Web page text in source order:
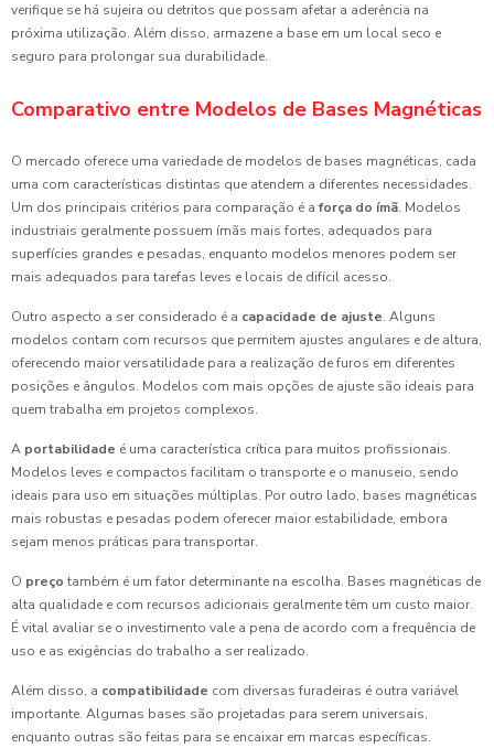
verifique se há sujeira ou detritos que possam afetar a aderência na
próxima utilização. Além disso, armazene a base em um local seco e
seguro para prolongar sua durabilidade.
Comparativo entre Modelos de Bases Magnéticas
O mercado oferece uma variedade de modelos de bases magnéticas, cada
uma com características distintas que atendem a diferentes necessidades.
Um dos principais critérios para comparação é a força do ímã. Modelos
industriais geralmente possuem ímãs mais fortes, adequados para
superfícies grandes e pesadas, enquanto modelos menores podem ser
mais adequados para tarefas leves e locais de difícil acesso.
Outro aspecto a ser considerado é a capacidade de ajuste. Alguns
modelos contam com recursos que permitem ajustes angulares e de altura,
oferecendo maior versatilidade para a realização de furos em diferentes
posições e ângulos. Modelos com mais opções de ajuste são ideais para
quem trabalha em projetos complexos.
A portabilidade é uma característica crítica para muitos profissionais.
Modelos leves e compactos facilitam o transporte e o manuseio, sendo
ideais para uso em situações múltiplas. Por outro lado, bases magnéticas
mais robustas e pesadas podem oferecer maior estabilidade, embora
sejam menos práticas para transportar.
O preço também é um fator determinante na escolha. Bases magnéticas de
alta qualidade e com recursos adicionais geralmente têm um custo maior.
É vital avaliar se o investimento vale a pena de acordo com a frequência de
uso e as exigências do trabalho a ser realizado.
Além disso, a compatibilidade com diversas furadeiras é outra variável
importante. Algumas bases são projetadas para serem universais,
enquanto outras são feitas para se encaixar em marcas específicas.